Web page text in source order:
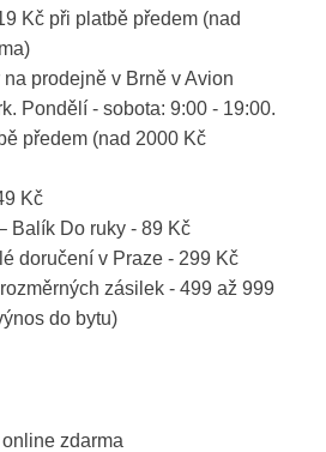
Kč při platbě předem (nad
prodejně v Brně v Avion
Pondělí - sobota: 9:00 - 19:00.
předem (nad 2000 Kč
Kč
Balík Do ruky - 89 Kč
doručení v Praze - 299 Kč
zásilek - 499 až 999
do bytu)
zdarma